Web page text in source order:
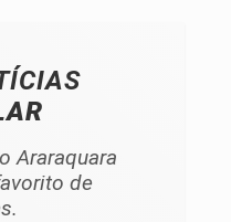
Araraquara
de